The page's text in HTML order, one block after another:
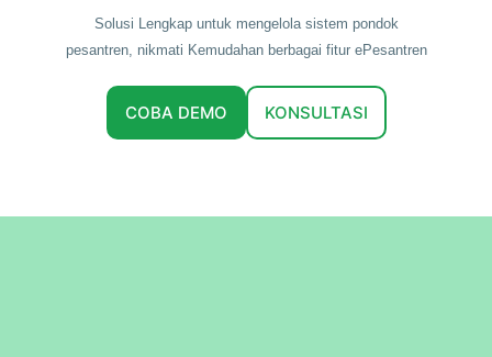
Solusi Lengkap untuk mengelola sistem pondok
pesantren, nikmati Kemudahan berbagai fitur ePesantren
COBA DEMO KONSULTASI